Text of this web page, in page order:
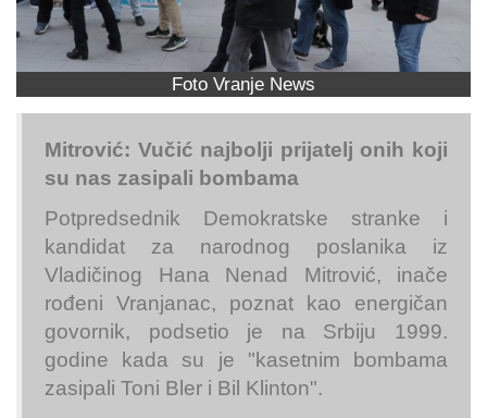
Foto Vranje News
Mitrović: Vučić najbolji prijatelj onih koji
su nas zasipali bombama
Potpredsednik Demokratske stranke i
kandidat za narodnog poslanika iz
Vladičinog Hana Nenad Mitrović, inače
rođeni Vranjanac, poznat kao energičan
govornik, podsetio je na Srbiju 1999.
godine kada su je "kasetnim bombama
zasipali Toni Bler i Bil Klinton".